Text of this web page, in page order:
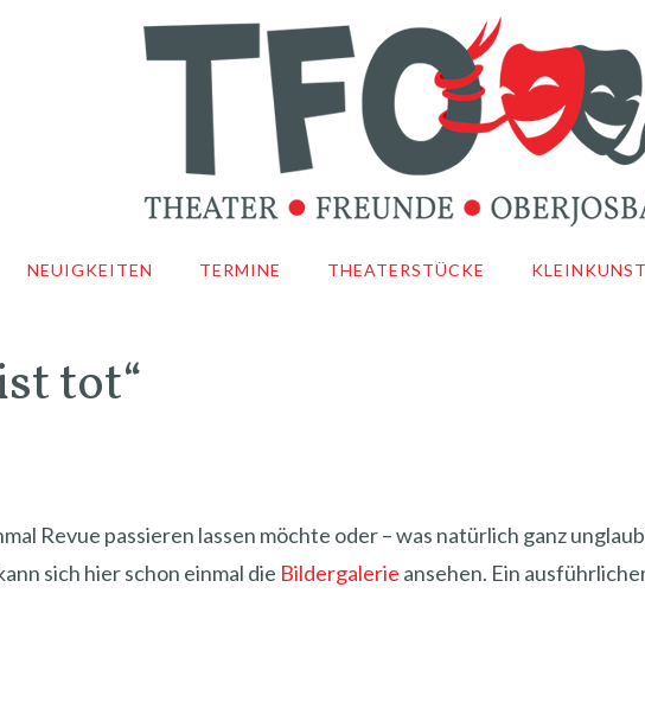
NEUIGKEITEN TERMINE THEATERSTÜCKE KLEINKUNST
tot“
Revue passieren lassen möchte oder – was natürlich ganz
sich hier schon einmal die Bildergalerie ansehen. Ein